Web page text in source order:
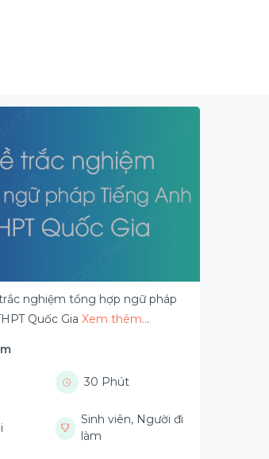
nghiệm tổng hợp ngữ pháp
Quốc Gia Xem thêm...
30 Phút
Sinh viên, Người đi
làm